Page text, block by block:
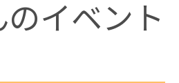
イベント